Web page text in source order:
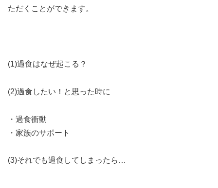
ただくことができます。
(1)過食はなぜ起こる？
(2)過食したい！と思った時に
・過食衝動
・家族のサポート
(3)それでも過食してしまったら…